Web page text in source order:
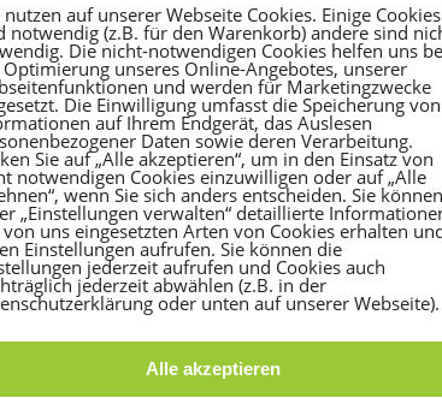
November in Tauberbischofsheim
Fechterbundes gewählt. Sein
auf unserer Webseite Cookies. Einige Cookies
notwendig (z.B. für den Warenkorb) andere sind
Die nicht-notwendigen Cookies helfen uns
Optimierung unseres Online-Angebotes, unserer
und werden für Marketingzwecke
Die Einwilligung umfasst die Speicherung von
auf Ihrem Endgerät, das Auslesen
Daten sowie deren Verarbeitung.
Sie auf „Alle akzeptieren“, um in den Einsatz von
notwendigen Cookies einzuwilligen oder auf „Alle
wenn Sie sich anders entscheiden. Sie können
„Einstellungen verwalten“ detaillierte
uns eingesetzten Arten von Cookies erhalten
Einstellungen aufrufen. Sie können die
jederzeit aufrufen und Cookies auch
jederzeit abwählen (z.B. in der
oder unten auf unserer Webseite).
Alle akzeptieren